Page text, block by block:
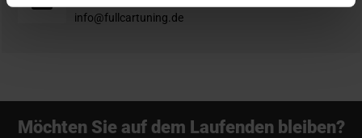
info@fullcartuning.de
Möchten Sie auf dem Laufenden bleiben?